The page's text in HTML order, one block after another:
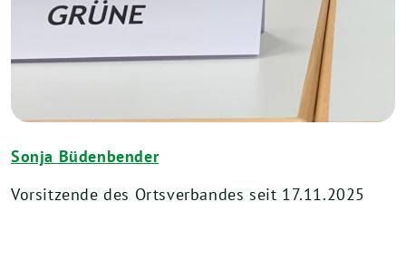
Sonja Büdenbender
Vorsitzende des Ortsverbandes seit 17.11.2025